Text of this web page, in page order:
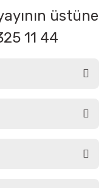
üstüne
11 44